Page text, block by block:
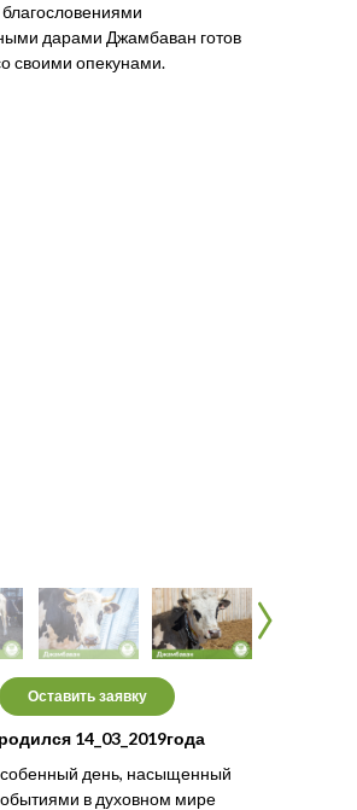
дарами Джамбаван готов
своими опекунами.
день, насыщенный
в духовном мире
Оставить заявку
14_03_2019года
‹
‹